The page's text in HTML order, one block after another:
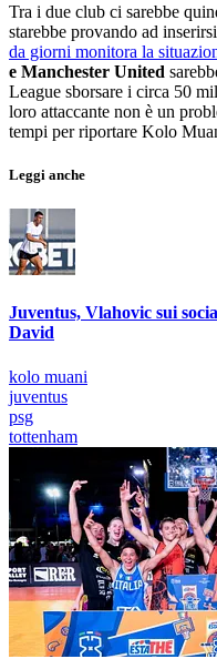
Tra i due club ci sarebbe
starebbe provando ad
da giorni monitora la
e Manchester United
League sborsare i circa 50
loro attaccante non è un
tempi per riportare Kolo
Leggi anche
Juventus, Vlahovic sui
David
kolo muani
juventus
psg
tottenham